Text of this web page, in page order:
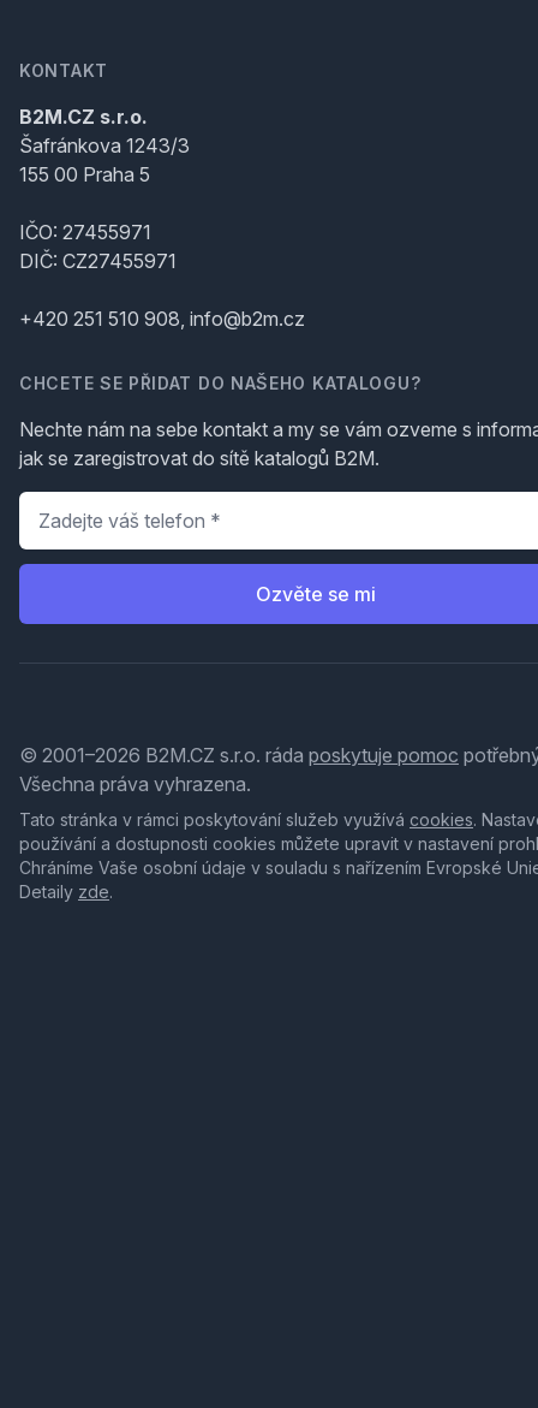
KONTAKT
B2M.CZ s.r.o.
Šafránkova 1243/3
155 00 Praha 5
IČO: 27455971
DIČ: CZ27455971
+420 251 510 908, info@b2m.cz
CHCETE SE PŘIDAT DO NAŠEHO KATALOGU?
Nechte nám na sebe kontakt a my se vám ozveme s
jak se zaregistrovat do sítě katalogů B2M.
Telefon
Ozvěte se mi
© 2001–2026 B2M.CZ s.r.o. ráda poskytuje pomoc
Všechna práva vyhrazena.
Tato stránka v rámci poskytování služeb využívá cookies.
používání a dostupnosti cookies můžete upravit v nastavení
Chráníme Vaše osobní údaje v souladu s nařízením Evropské
Detaily zde.